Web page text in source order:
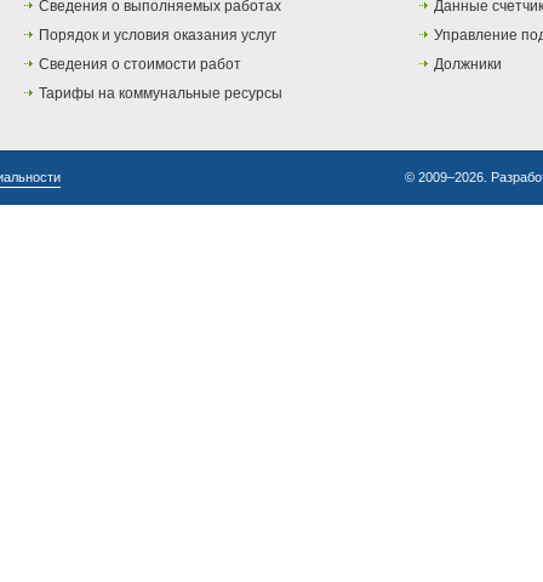
Сведения о выполняемых работах
Порядок и условия оказания услуг
Сведения о стоимости работ
Тарифы на коммунальные ресурсы
Данные
Управление
Должники
© 2009–2026.